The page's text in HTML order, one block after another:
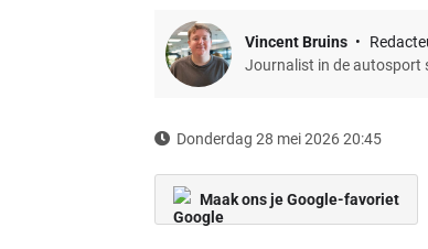
Vincent Bruins
Journalist in de autosport
Donderdag 28 mei 2026 20:45
Maak ons je Google-favoriet